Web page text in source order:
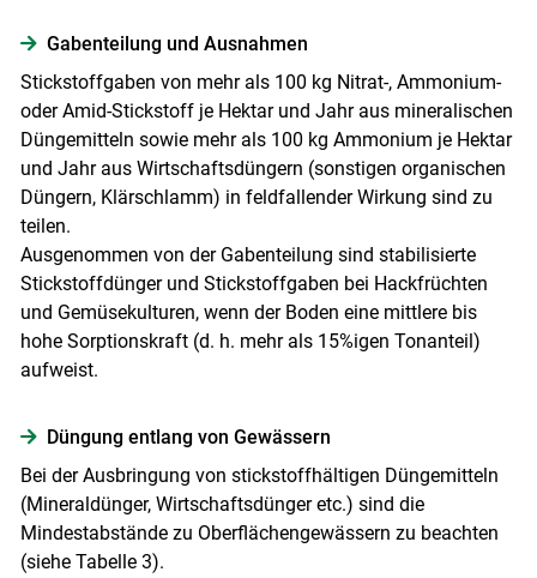
Gabenteilung und Ausnahmen
Stickstoffgaben von mehr als 100 kg Nitrat-, Ammonium-
oder Amid-Stickstoff je Hektar und Jahr aus mineralischen
Düngemitteln sowie mehr als 100 kg Ammonium je Hektar
und Jahr aus Wirtschaftsdüngern (sonstigen organischen
Düngern, Klärschlamm) in feldfallender Wirkung sind zu
teilen.
Ausgenommen von der Gabenteilung sind stabilisierte
Stickstoffdünger und Stickstoffgaben bei Hackfrüchten
und Gemüsekulturen, wenn der Boden eine mittlere bis
hohe Sorptionskraft (d. h. mehr als 15%igen Tonanteil)
aufweist.
Düngung entlang von Gewässern
Bei der Ausbringung von stickstoffhältigen Düngemitteln
(Mineraldünger, Wirtschaftsdünger etc.) sind die
Mindestabstände zu Oberflächengewässern zu beachten
(siehe Tabelle 3).